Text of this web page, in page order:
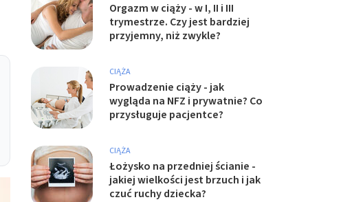
Orgazm w ciąży - w I, II i III
trymestrze. Czy jest bardziej
przyjemny, niż zwykle?
CIĄŻA
Prowadzenie ciąży - jak
wygląda na NFZ i prywatnie? Co
przysługuje pacjentce?
CIĄŻA
Łożysko na przedniej ścianie -
jakiej wielkości jest brzuch i jak
czuć ruchy dziecka?